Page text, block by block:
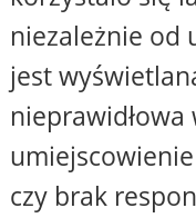
niezależnie od
jest
nieprawidłowa
czy brak